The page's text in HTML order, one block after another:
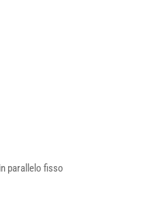
parallelo fisso